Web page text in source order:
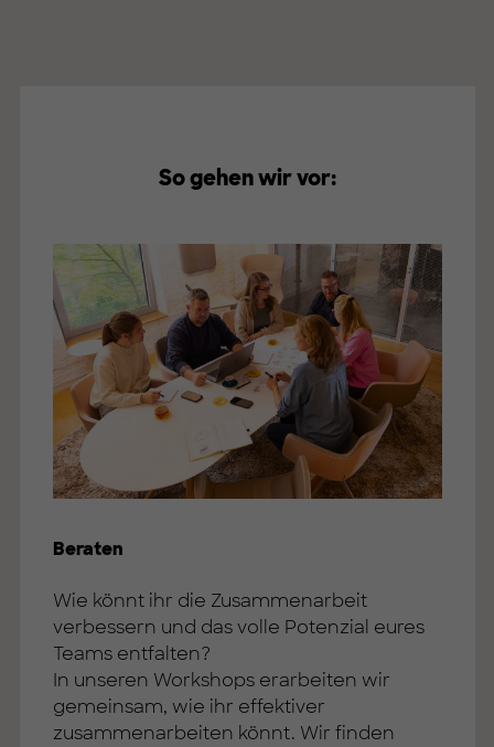
So gehen wir vor:
Beraten
Wie könnt ihr die Zusammenarbeit
verbessern und das volle Potenzial eures
Teams entfalten?
In unseren Workshops erarbeiten wir
gemeinsam, wie ihr effektiver
zusammenarbeiten könnt. Wir finden